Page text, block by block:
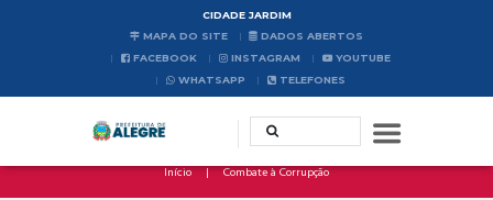
CIDADE JARDIM
MAPA DO SITE
DADOS ABERTOS
FACEBOOK
INSTAGRAM
YOUTUBE
WHATSAPP
TELEFONES
Início Combate à Corrupção